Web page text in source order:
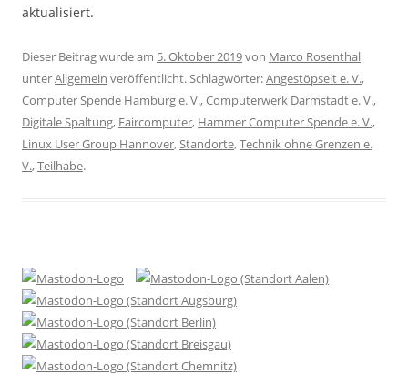
aktualisiert.
Dieser Beitrag wurde am 5. Oktober 2019von Marco Rosenthal
unterAllgemein veröffentlicht. Schlagwörter:Angestöpselt e. V.,
Computer Spende Hamburg e. V.,Computerwerk Darmstadt e. V.,
Digitale Spaltung, Faircomputer, Hammer Computer Spende e. V.,
Linux User Group Hannover,Standorte,Technik ohne Grenzen e.
V.,Teilhabe.